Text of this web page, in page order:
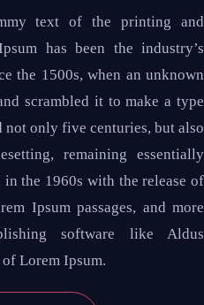
text of the printing and
has been the industry’s
the 1500s, when an unknown
scrambled it to make a type
not only five centuries, but also
remaining essentially
the 1960s with the release of
Ipsum passages, and more
software like Aldus
Lorem Ipsum.